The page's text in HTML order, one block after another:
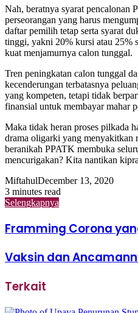
Nah, beratnya syarat pencalonan
perseorangan yang harus
daftar pemilih tetap serta syarat
tinggi, yakni 20% kursi atau 25%
kuat menjamurnya calon tunggal.
Tren peningkatan calon tunggal
kecenderungan terbatasnya
yang kompeten, tetapi tidak
finansial untuk membayar mahar
Maka tidak heran proses pilkada
drama oligarki yang menyakitkan
beranikah PPATK membuka
mencurigakan? Kita nantikan
MiftahulDecember 13, 2020
3 minutes read
Selengkapnya
Framming Corona
Vaksin dan
Terkait